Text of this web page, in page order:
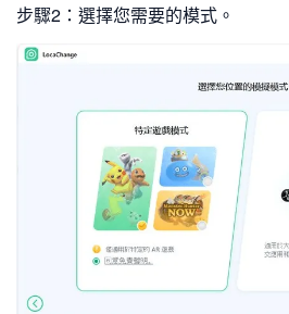
步驟2：選擇您需要的模式。